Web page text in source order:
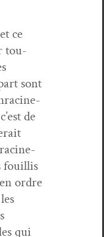
ce
tou­
sont
de
fouil­lis
ordre
qui